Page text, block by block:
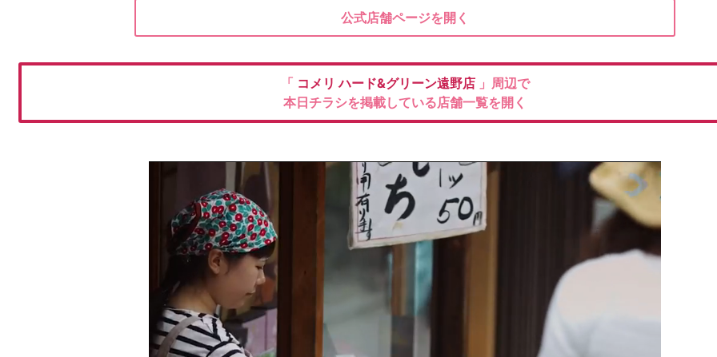
公式店舗ページを開く
「 コメリハード&グリーン遠野店 」周辺で
本日チラシを掲載している店舗一覧を開く